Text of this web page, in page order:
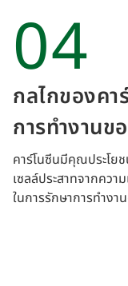
04
กลไกของคา
การทำงานข
คาร์โนซีนมีคุณประโย
เซลล์ประสาทจากคว
ในการรักษาการทำง